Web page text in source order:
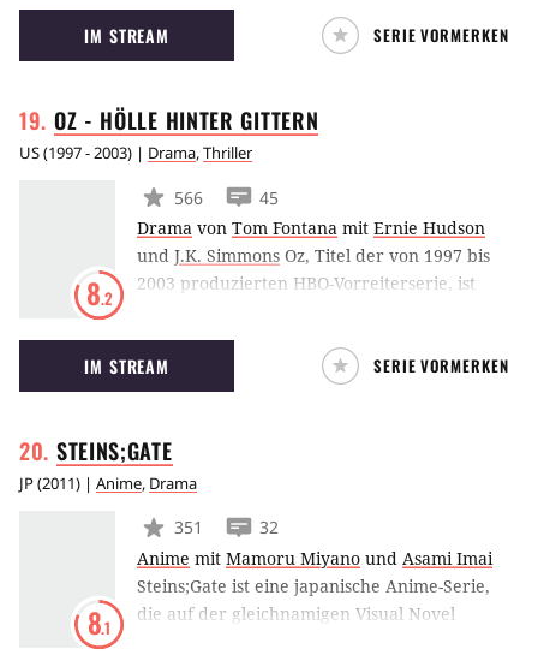
Sie besitzen das Manuskript eines bis dato
legendären Graphic Novels und werden
deshalb von einer Organisation verfolgt, die
IM STREAM SERIE VORMERKEN
OZ - HÖLLE HINTERGITTERN
US(1997 - 2003) | Drama,Thriller
8.2
566
45
Drama von Tom Fontana mit Ernie Hudson
und J.K. Simmons Oz, Titel der von 1997 bis
2003 produzierten HBO-Vorreiterserie, ist
Hochsicherheitsgefängnisses, in dem sich der
experimentelle Trakt Emerald City befindet.
Resozialisierung wird darin größer
der Gefängnisalltag trotzdem, in dem sich
Muslime, Italiener, Latinos und selbsternannte
IM STREAM SERIE VORMERKEN
STEINS;GATE
JP(2011) | Anime, Drama
8.1
351
32
Anime mit Mamoru Miyano und Asami Imai
Steins;Gate ist eine japanische Anime-Serie,
die auf der gleichnamigen Visual Novel